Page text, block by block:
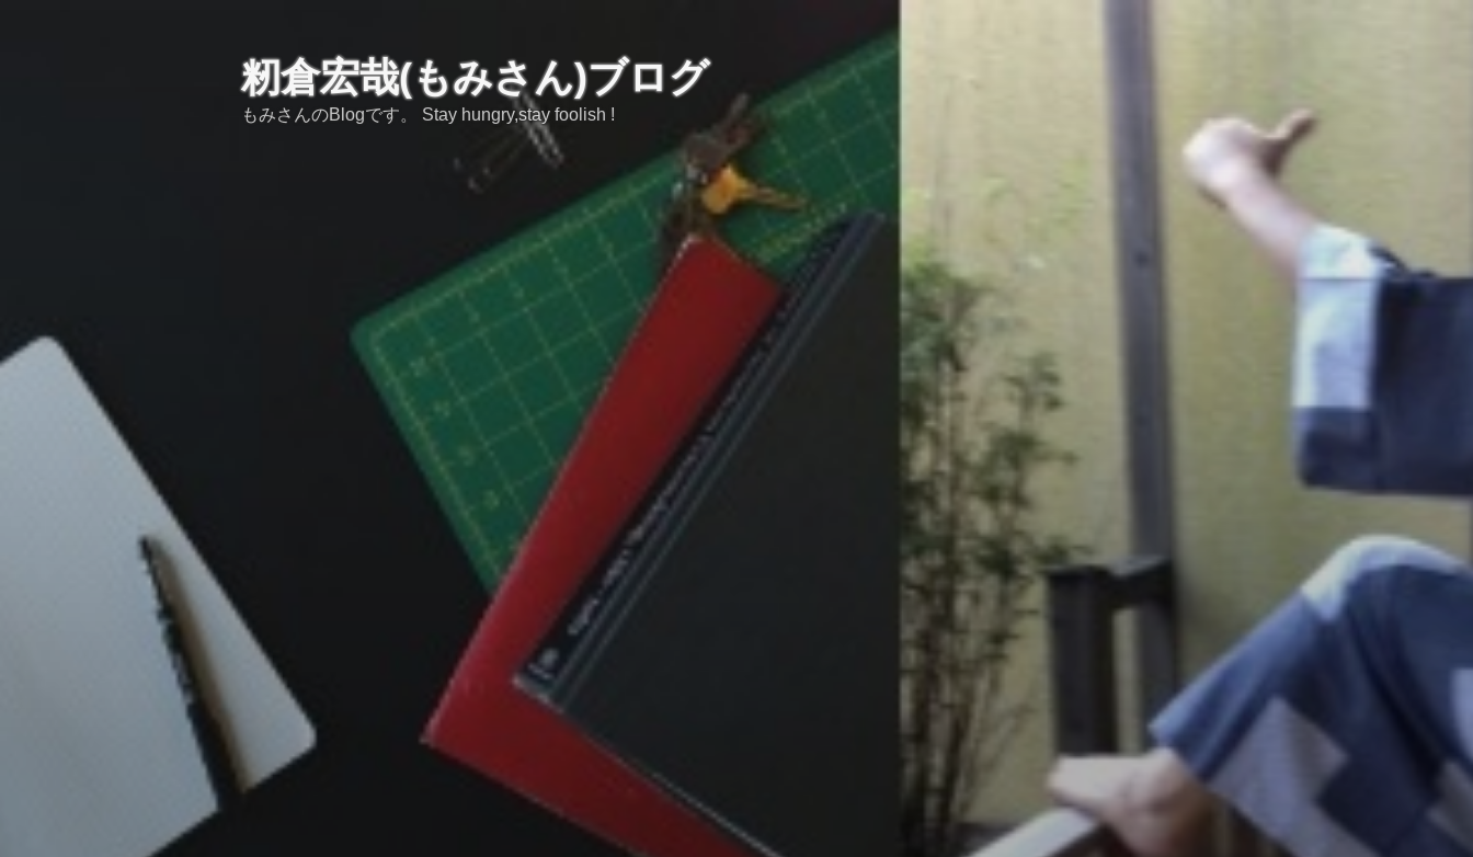
籾倉宏哉(もみさん)ブログ
もみさんのBlogです。 Stay hungry,stay foolish !